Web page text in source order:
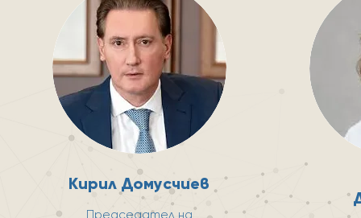
Кирил Домусчиев
Председател на